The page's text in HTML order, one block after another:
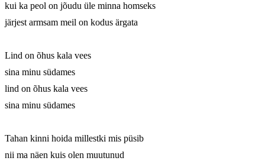
kui ka peol on jõudu üle minna homseks
järjest armsam meil on kodus ärgata
Lind on õhus kala vees
sina minu südames
lind on õhus kala vees
sina minu südames
Tahan kinni hoida millestki mis püsib
nii ma näen kuis olen muutunud